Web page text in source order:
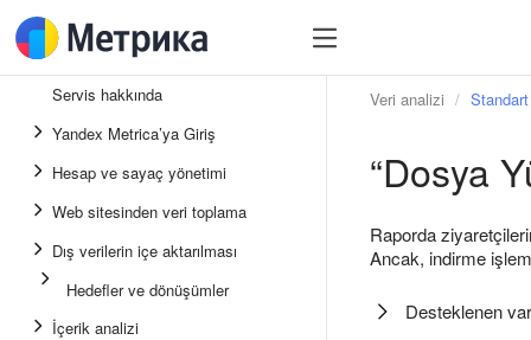
Servis hakkında
Yandex Metrica’ya Giriş
Hesap ve sayaç yönetimi
Web sitesinden veri toplama
Dış verilerin içe aktarılması
Hedefler ve dönüşümler
İçerik analizi
Veri analizi
“Dosya
Raporda
Ancak, indirme
Desteklenen